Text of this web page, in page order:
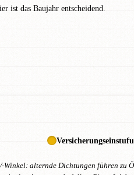
das Baujahr entscheidend.
alternde Dichtungen führen zu